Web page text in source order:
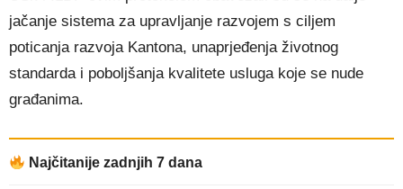
jačanje sistema za upravljanje razvojem s ciljem
poticanja razvoja Kantona, unaprjeđenja životnog
standarda i poboljšanja kvalitete usluga koje se nude
građanima.
Najčitanije zadnjih 7 dana